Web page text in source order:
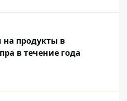
продукты в
в течение года